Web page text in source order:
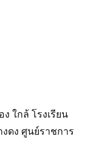
ใกล้ โรงเรียน
ดง ศูนย์ราชการ